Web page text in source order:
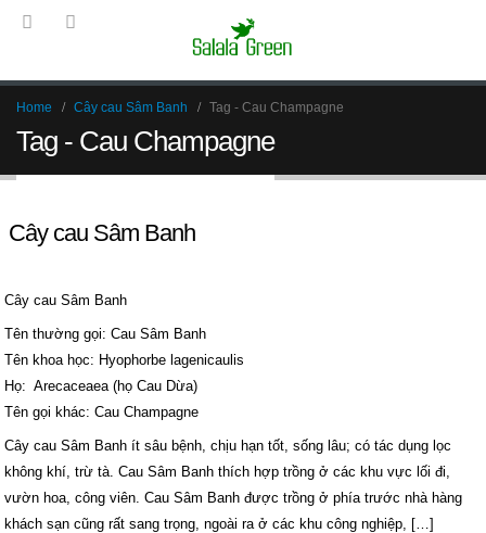
Home Cây cau Sâm Banh Tag - Cau Champagne
Tag - Cau Champagne
Cây cau Sâm Banh
Cây cau Sâm Banh
Tên thường gọi: Cau Sâm Banh
Tên khoa học: Hyophorbe lagenicaulis
Họ: Arecaceaea (họ Cau Dừa)
Tên gọi khác: Cau Champagne
Cây cau Sâm Banh ít sâu bệnh, chịu hạn tốt, sống lâu; có tác dụng lọc
không khí, trừ tà. Cau Sâm Banh thích hợp trồng ở các khu vực lối đi,
vườn hoa, công viên. Cau Sâm Banh được trồng ở phía trước nhà hàng
khách sạn cũng rất sang trọng, ngoài ra ở các khu công nghiệp, […]